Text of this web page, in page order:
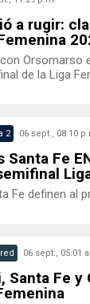
a rugir:
Orsomarso
de la Liga
2 06 sept., 08:10
Fe
Fe definen al
06 sept., 05:01
Santa Fe y